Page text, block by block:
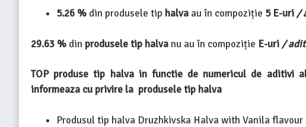
5.26 %din produsele tip halvaau în compoziție 5 E-uri /
29.63 % din produsele tip halva nu au în compoziție E-uri /
TOP produse tip halva in functie de numericul de aditivi
informeaza cu privire la produsele tip halva
Produsul tip halva Druzhkivska Halva with Vanila